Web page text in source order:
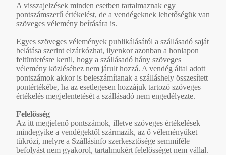
A visszajelzések minden esetben tartalmaznak egy
pontszámszerű értékelést, de a vendégeknek lehetőségük van
szöveges vélemény beírására is.
Egyes szöveges vélemények publikálásától a szállásadó saját
belátása szerint elzárkózhat, ilyenkor azonban a honlapon
feltüntetésre kerül, hogy a szállásadó hány szöveges
vélemény közléséhez nem járult hozzá. A vendég által adott
pontszámok akkor is beleszámítanak a szálláshely összesített
pontértékébe, ha az esetlegesen hozzájuk tartozó szöveges
értékelés megjelentetését a szállásadó nem engedélyezte.
Felelősség
Az itt megjelenő pontszámok, illetve szöveges értékelések
mindegyike a vendégektől származik, az ő véleményüket
tükrözi, melyre a Szállásinfo szerkesztősége semmiféle
befolyást nem gyakorol, tartalmukért felelősséget nem vállal.